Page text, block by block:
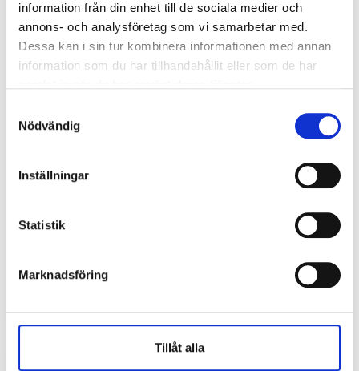
information från din enhet till de sociala medier och
annons- och analysföretag som vi samarbetar med.
Dessa kan i sin tur kombinera informationen med annan
information som du har tillhandahållit eller som de har
Nödvändig
Inställningar
Statistik
Marknadsföring
Tillåt alla
F.U.T.U.R.E produktionkvälls DVD är
färdiga
Vattnets Folk & Dancing Stars och F.U.T.U.R.E
produktionkvälls DVD är färdiga
Inspelningar finns från de följande föreställningar: